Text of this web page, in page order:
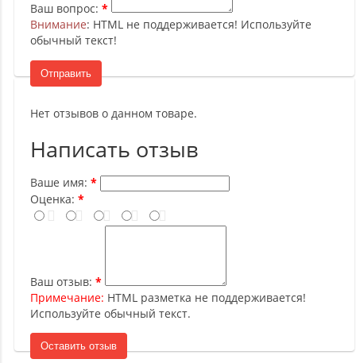
Ваш вопрос:
Внимание: HTML не поддерживается! Используйте
обычный текст!
Отправить
Нет отзывов о данном товаре.
Написать отзыв
Ваше имя:
Оценка:
Ваш отзыв:
Примечание: HTML разметка не поддерживается!
Используйте обычный текст.
Оставить отзыв